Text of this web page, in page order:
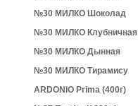
№30 МИЛКО Шоколад
№30 МИЛКО Клубничная
№30 МИЛКО Дынная
№30 МИЛКО Тирамису
ARDONIO Prima (400г)